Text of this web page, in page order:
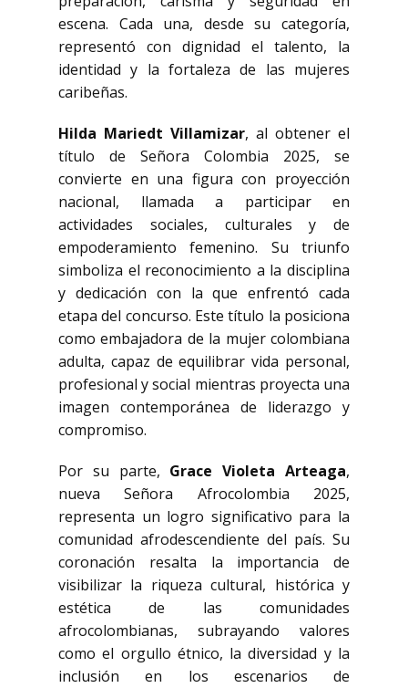
escena. Cada una, desde su categoría,
representó con dignidad el talento, la
identidad y la fortaleza de las mujeres
caribeñas.
Hilda Mariedt Villamizar, al obtener el
título de Señora Colombia 2025, se
convierte en una figura con proyección
nacional, llamada a participar en
actividades sociales, culturales y de
empoderamiento femenino. Su triunfo
simboliza el reconocimiento a la disciplina
y dedicación con la que enfrentó cada
etapa del concurso. Este título la posiciona
como embajadora de la mujer colombiana
adulta, capaz de equilibrar vida personal,
profesional y social mientras proyecta una
imagen contemporánea de liderazgo y
compromiso.
Por su parte, Grace Violeta Arteaga,
nueva Señora Afrocolombia 2025,
representa un logro significativo para la
comunidad afrodescendiente del país. Su
coronación resalta la importancia de
visibilizar la riqueza cultural, histórica y
estética de las comunidades
afrocolombianas, subrayando valores
como el orgullo étnico, la diversidad y la
inclusión en los escenarios de